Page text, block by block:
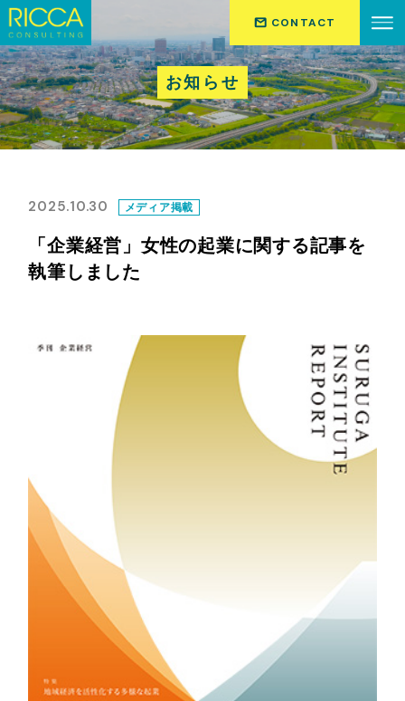
CONTACT
お知らせ
2025.10.30 メディア掲載
「企業経営」女性の起業に関する記事を
執筆しました